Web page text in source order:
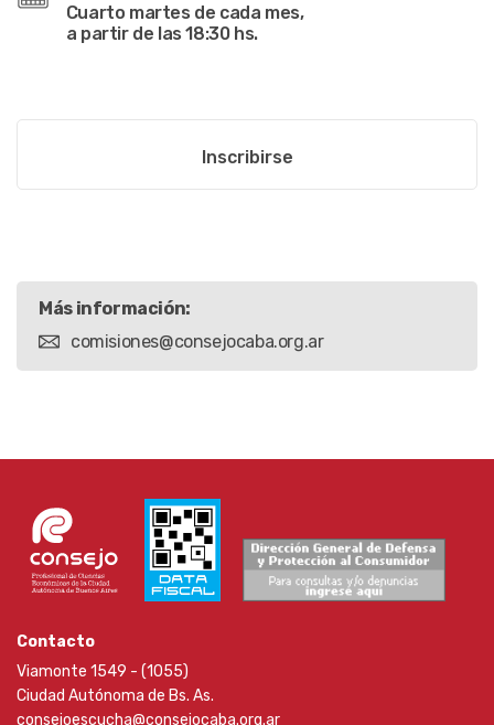
Cuarto martes de cada mes,
a partir de las 18:30 hs.
Inscribirse
Más información:
comisiones@consejocaba.org.ar
Contacto
Viamonte 1549 - (1055)
Ciudad Autónoma de Bs. As.
consejoescucha@consejocaba.org.ar